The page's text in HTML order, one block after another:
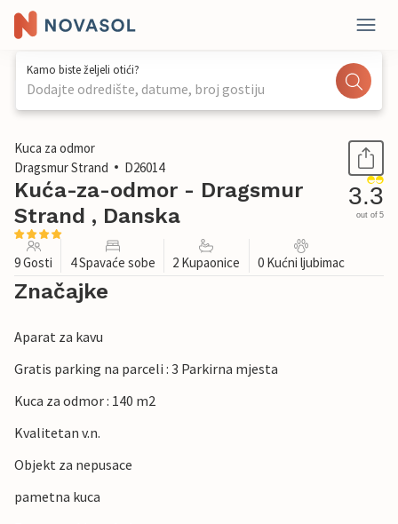
Kamo biste željeli otići?
Dodajte odredište, datume, broj gostiju
1 / 31
Kuca za odmor
Dragsmur Strand
D26014
Kuća-za-odmor - Dragsmur
Strand , Danska
3.3
out of 5
9 Gosti 4 Spavaće sobe 2 Kupaonice 0 Kućni ljubimac
Značajke
Aparat za kavu
Gratis parking na parceli : 3 Parkirna mjesta
Kuca za odmor : 140 m2
Kvalitetan v.n.
Objekt za nepusace
pametna kuca